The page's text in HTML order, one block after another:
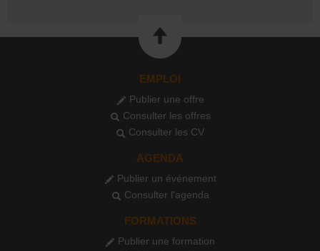
EMPLOI
Publier une offre
Consulter les offres
Consulter les CV
AGENDA
Publier un événement
Consulter l'agenda
FORMATIONS
Publier une formation